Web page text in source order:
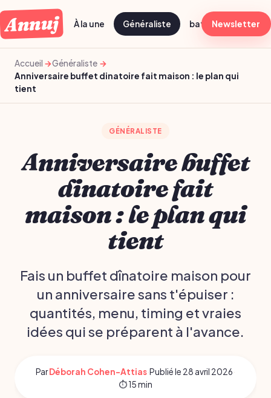
Annuj À la une Généraliste batch cooking
Newsletter
Accueil
Généraliste
Anniversaire buffet dinatoire fait maison : le plan qui
tient
GÉNÉRALISTE
Anniversaire buffet
dinatoire fait
maison : le plan qui
tient
Fais un buffet dînatoire maison pour
un anniversaire sans t'épuiser :
quantités, menu, timing et vraies
idées qui se préparent à l'avance.
ParDéborah Cohen-Attias·Publié le 28 avril 2026·
⏱ 15 min